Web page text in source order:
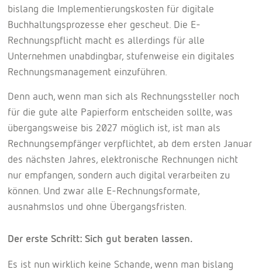
bislang die Implementierungskosten für digitale
Buchhaltungsprozesse eher gescheut. Die E-
Rechnungspflicht macht es allerdings für alle
Unternehmen unabdingbar, stufenweise ein digitales
Rechnungsmanagement einzuführen.
Denn auch, wenn man sich als Rechnungssteller noch
für die gute alte Papierform entscheiden sollte, was
übergangsweise bis 2027 möglich ist, ist man als
Rechnungsempfänger verpflichtet, ab dem ersten Januar
des nächsten Jahres, elektronische Rechnungen nicht
nur empfangen, sondern auch digital verarbeiten zu
können. Und zwar alle E-Rechnungsformate,
ausnahmslos und ohne Übergangsfristen.
Der erste Schritt: Sich gut beraten lassen.
Es ist nun wirklich keine Schande, wenn man bislang